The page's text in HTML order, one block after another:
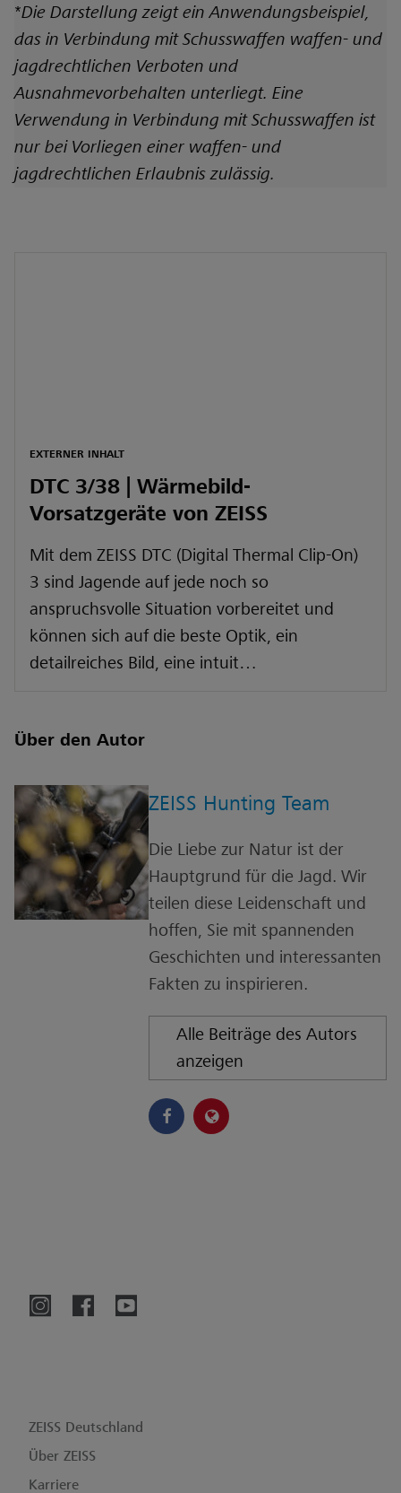
*Die Darstellung zeigt ein Anwendungsbeispiel,
das in Verbindung mit Schusswaffen waffen- und
jagdrechtlichen Verboten und
Ausnahmevorbehalten unterliegt. Eine
Verwendung in Verbindung mit Schusswaffen ist
nur bei Vorliegen einer waffen- und
jagdrechtlichen Erlaubnis zulässig.
EXTERNER INHALT
DTC 3/38 | Wärmebild-
Vorsatzgeräte von ZEISS
Mit dem ZEISS DTC (Digital Thermal Clip-On)
3 sind Jagende auf jede noch so
anspruchsvolle Situation vorbereitet und
können sich auf die beste Optik, ein
detailreiches Bild, eine intuit…
Über den Autor
ZEISS Hunting Team
Die Liebe zur Natur ist der
Hauptgrund für die Jagd. Wir
teilen diese Leidenschaft und
hoffen, Sie mit spannenden
Geschichten und interessanten
Fakten zu inspirieren.
Alle Beiträge des Autors
anzeigen
ZEISS Deutschland
Über ZEISS
Karriere